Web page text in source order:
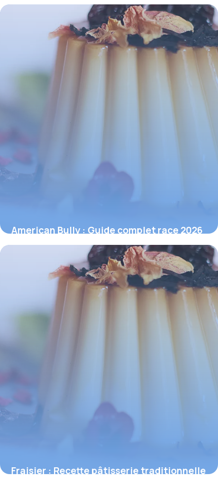
Astuces
American Bully : Guide complet race 2026
30 mai 2026
Fraisier : Recette pâtisserie traditionnelle